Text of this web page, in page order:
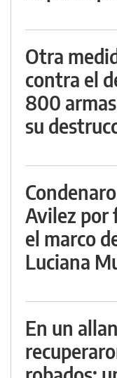
Otra
contra el
800
su
Avilez por
el marco
Luciana
En un